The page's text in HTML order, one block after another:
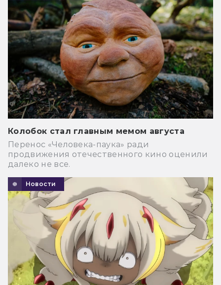
Колобок стал главным мемом августа
Перенос «Человека-паука» ради
продвижения отечественного кино оценили
далеко не все.
Новости